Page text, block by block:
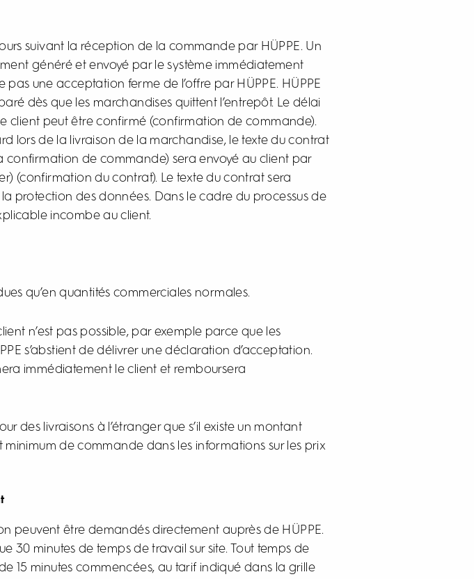
suivant la réception de la commande par HÜPPE. Un
généré et envoyé par le système immédiatement
une acceptation ferme de l’offre par HÜPPE. HÜPPE
dès que les marchandises quittent l’entrepôt. Le délai
client peut être confirmé (confirmation de commande).
lors de la livraison de la marchandise, le texte du contrat
de commande) sera envoyé au client par
(confirmation du contrat). Le texte du contrat sera
protection des données. Dans le cadre du processus de
incombe au client.
qu’en quantités commerciales normales.
n’est pas possible, par exemple parce que les
s’abstient de délivrer une déclaration d’acceptation.
immédiatement le client et remboursera
des livraisons à l’étranger que s’il existe un montant
de commande dans les informations sur les prix
peuvent être demandés directement auprès de HÜPPE.
30 minutes de temps de travail sur site. Tout temps de
15 minutes commencées, au tarif indiqué dans la grille